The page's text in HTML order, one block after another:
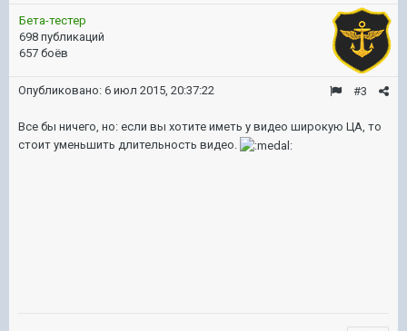
Бета-тестер
698 публикаций
657 боёв
#3
Опубликовано: 6 июл 2015, 20:37:22
Все бы ничего, но: если вы хотите иметь у видео широкую ЦА, то
стоит уменьшить длительность видео.